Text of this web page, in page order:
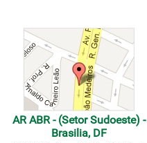
AR ABR - (Setor Sudoeste) -
Brasilia, DF